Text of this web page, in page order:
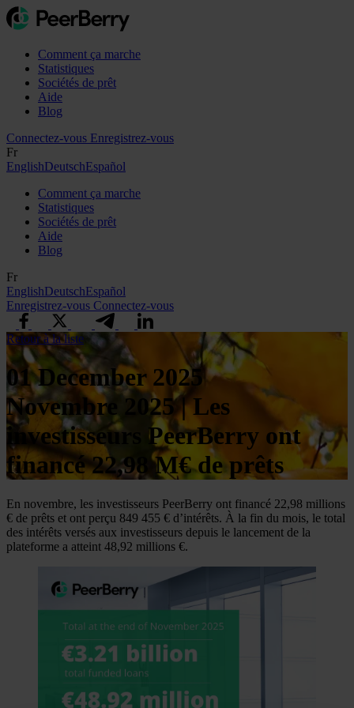
Comment ça marche
Statistiques
Sociétés de prêt
Aide
Blog
Connectez-vous Enregistrez-vous
Fr
EnglishDeutschEspañol
Comment ça marche
Statistiques
Sociétés de prêt
Aide
Blog
Fr
EnglishDeutschEspañol
Enregistrez-vous Connectez-vous
Retour à la liste
01 December 2025
Novembre 2025 | Les
investisseurs PeerBerry ont
financé 22,98 M€ de prêts
En novembre, les investisseurs PeerBerry ont financé 22,98 millions
€ de prêts et ont perçu 849 455 € d’intérêts. À la fin du mois, le total
des intérêts versés aux investisseurs depuis le lancement de la
plateforme a atteint 48,92 millions €.